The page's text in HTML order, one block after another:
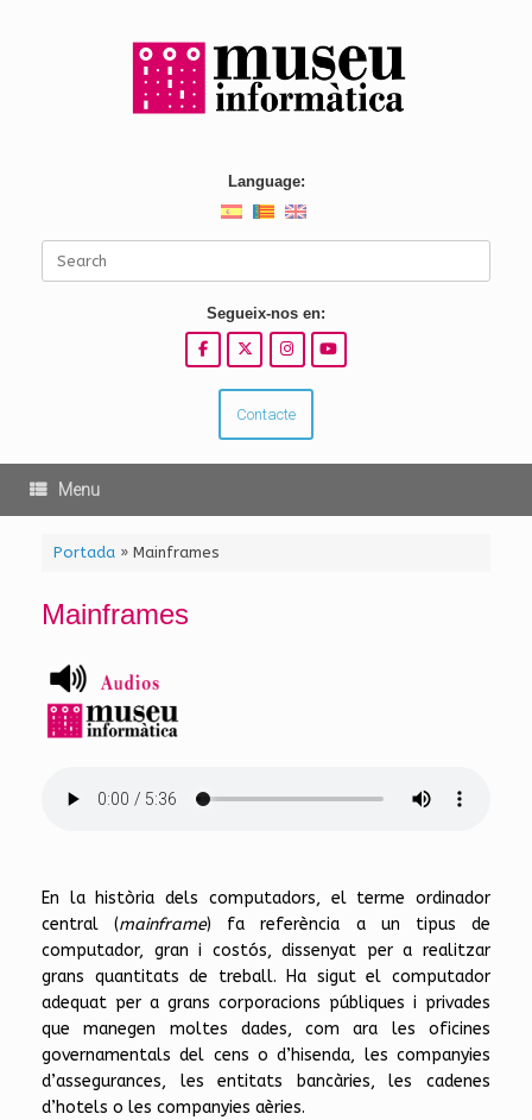
Language:
Segueix-nos en:
Contacte
Menu
Portada» Mainframes
Mainframes
En la història dels computadors, el terme ordinador
central (mainframe) fa referència a un tipus de
computador, gran i costós, dissenyat per a realitzar
grans quantitats de treball. Ha sigut el computador
adequat per a grans corporacions públiques i privades
que manegen moltes dades, com ara les oficines
governamentals del cens o d’hisenda, les companyies
d’assegurances, les entitats bancàries, les cadenes
d’hotels o les companyies aèries.